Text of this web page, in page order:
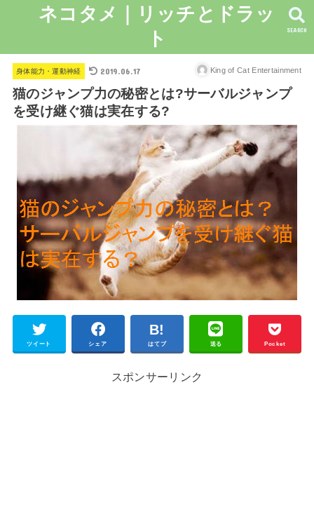
ネコタメ｜リッチとドラッ
ト
SEARCH
身体能力・運動神経 2019.06.17 King of Cat Entertainment
猫のジャンプ力の秘密とは?サーバルジャンプ
を受け継ぐ猫は実在する?
ツイート シェア はてブ 送る Pocket
スポンサーリンク